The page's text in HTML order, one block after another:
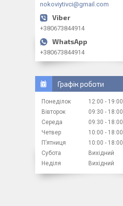
nokoviytivci@gmail.com
+380673844914
+380673844914
Графік роботи
Понеділок 12:00
19:00
Вівторок
09:30
18:00
Середа
09:30
18:00
Четвер
10:00
18:00
Пʼятниця
10:00
18:00
Субота
Вихідний
Неділя
Вихідний